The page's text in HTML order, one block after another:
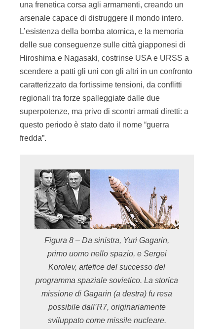
una frenetica corsa agli armamenti, creando un
arsenale capace di distruggere il mondo intero.
L’esistenza della bomba atomica, e la memoria
delle sue conseguenze sulle città giapponesi di
Hiroshima e Nagasaki, costrinse USA e URSS a
scendere a patti gli uni con gli altri in un confronto
caratterizzato da fortissime tensioni, da conflitti
regionali tra forze spalleggiate dalle due
superpotenze, ma privo di scontri armati diretti: a
questo periodo è stato dato il nome “guerra
fredda”.
Figura 8 – Da sinistra, Yuri Gagarin,
primo uomo nello spazio, e Sergei
Korolev, artefice del successo del
programma spaziale sovietico. La storica
missione di Gagarin (a destra) fu resa
possibile dall’R7, originariamente
sviluppato come missile nucleare.